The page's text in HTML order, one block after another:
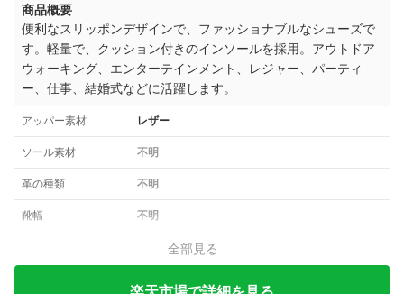
商品概要
便利なスリッポンデザインで、ファッショナブルなシューズで
す。 軽量で、 クッション付きのインソールを採用。 アウトドア
ウォーキング、エンターテインメント、レジャー、パーティ
ー、仕事、結婚式などに活躍します。
アッパー素材 レザー
ソール素材 不明
革の種類 不明
靴幅 不明
全部見る